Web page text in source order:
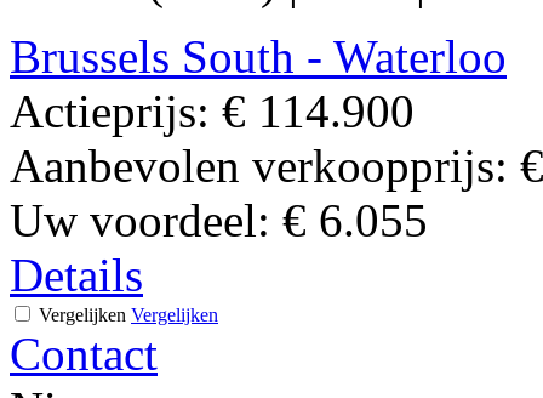
Brussels South - Waterloo
Actieprijs: € 114.900
Aanbevolen verkoopprijs:
Uw voordeel: € 6.055
Details
Vergelijken Vergelijken
Contact